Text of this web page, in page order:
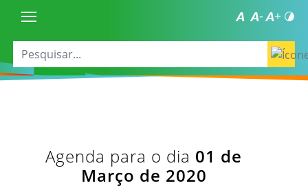
Agenda para o dia 01 de
Março de 2020